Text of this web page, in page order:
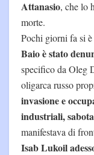
Attanasio, che lo
morte.
Pochi giorni fa si è
Baio è stato
specifico da Oleg
oligarca russo
invasione e
industriali,
manifestava di
Isab Lukoil